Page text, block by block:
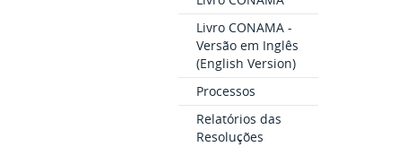
Livro CONAMA -
Versão em Inglês
(English Version)
Processos
Relatórios das
Resoluções